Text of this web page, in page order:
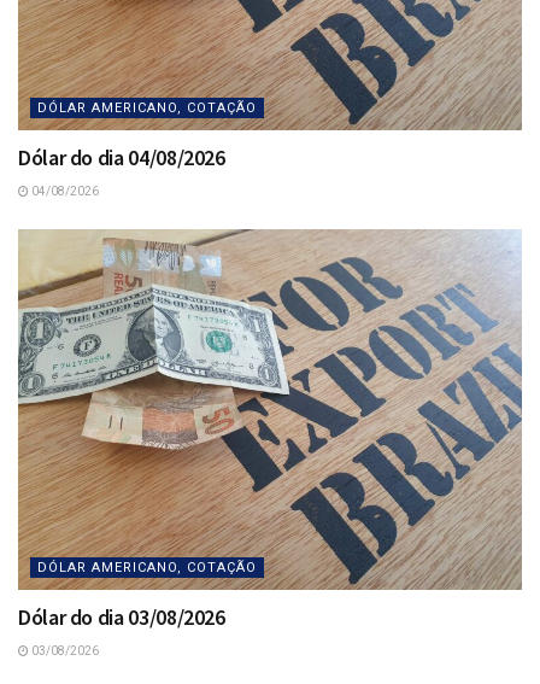
DÓLAR AMERICANO, COTAÇÃO
Dólar do dia 04/08/2026
04/08/2026
DÓLAR AMERICANO, COTAÇÃO
Dólar do dia 03/08/2026
03/08/2026